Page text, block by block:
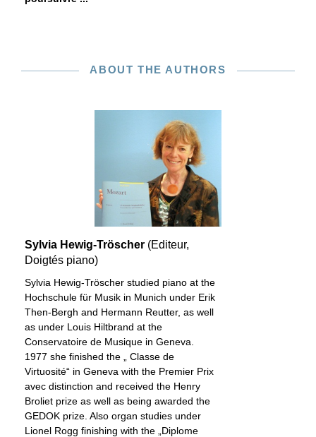
ABOUT THE AUTHORS
Sylvia Hewig-Tröscher (Editeur,
Doigtés piano)
Sylvia Hewig-Tröscher studied piano at the
Hochschule für Musik in Munich under Erik
Then-Bergh and Hermann Reutter, as well
as under Louis Hiltbrand at the
Conservatoire de Musique in Geneva.
1977 she finished the „ Classe de
Virtuosité“ in Geneva with the Premier Prix
avec distinction and received the Henry
Broliet prize as well as being awarded the
GEDOK prize. Also organ studies under
Lionel Rogg finishing with the „Diplome